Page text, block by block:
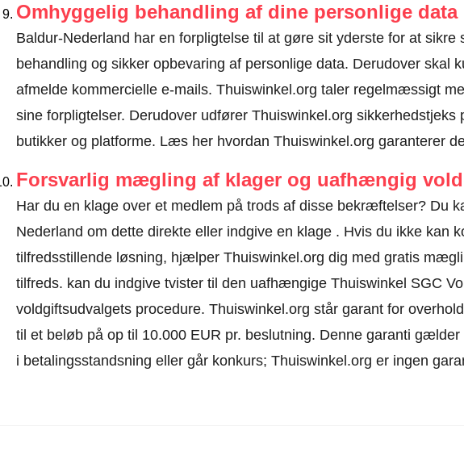
Omhyggelig behandling af dine personlige data
Baldur-Nederland har en forpligtelse til at gøre sit yderste for at sikre
behandling og sikker opbevaring af personlige data. Derudover skal
afmelde kommercielle e-mails. Thuiswinkel.org taler regelmæssigt
sine forpligtelser. Derudover udfører Thuiswinkel.org sikkerhedstjeks
butikker og platforme. Læs her hvordan Thuiswinkel.org garanterer
Forsvarlig mægling af klager og uafhængig
Har du en klage over et medlem på trods af disse bekræftelser? Du
Nederland om dette direkte ellerindgive en klage. Hvis du ikke kan
tilfredsstillende løsning, hjælper Thuiswinkel.org dig med gratis
tilfreds. kan du indgive tvister til den uafhængige Thuiswinkel SGC
voldgiftsudvalgets procedure. Thuiswinkel.org står garant for
til et beløb på op til 10.000 EUR pr. beslutning. Denne garanti
i betalingsstandsning eller går konkurs; Thuiswinkel.org er ingen